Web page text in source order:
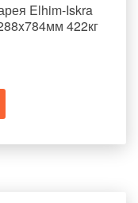
Elhim-Iskra
422кг